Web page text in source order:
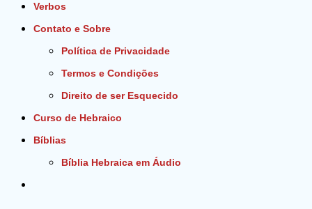
Verbos
Contato e Sobre
Política de Privacidade
Termos e Condições
Direito de ser Esquecido
Curso de Hebraico
Bíblias
Bíblia Hebraica em Áudio